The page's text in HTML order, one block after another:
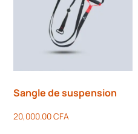
Sangle de suspension
20,000.00CFA